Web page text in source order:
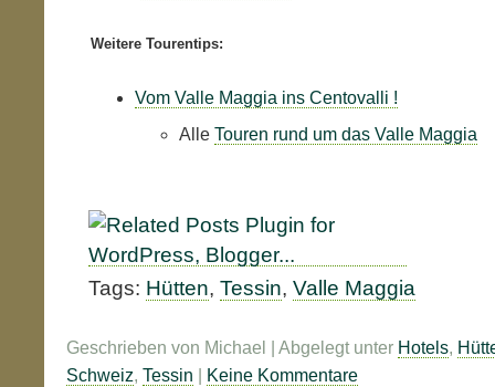
Weitere Tourentips:
Vom Valle Maggia ins Centovalli !
Alle Touren rund um das Valle Maggia
Tags: Hütten, Tessin, Valle Maggia
Geschrieben von Michael | Abgelegt unter Hotels,
Schweiz, Tessin | Keine Kommentare